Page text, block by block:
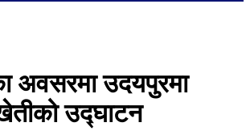
अवसरमा उदयपुरमा
उद्घाटन